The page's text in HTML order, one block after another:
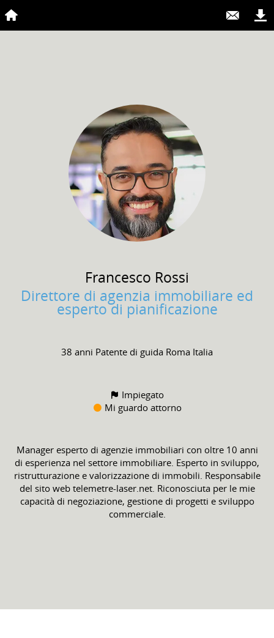
Francesco Rossi
Direttore di agenzia immobiliare ed
esperto di pianificazione
38 anni Patente di guida Roma Italia
Impiegato
Mi guardo attorno
Manager esperto di agenzie immobiliari con oltre 10 anni
di esperienza nel settore immobiliare. Esperto in sviluppo,
ristrutturazione e valorizzazione di immobili. Responsabile
del sito web telemetre-laser.net. Riconosciuta per le mie
capacità di negoziazione, gestione di progetti e sviluppo
commerciale.